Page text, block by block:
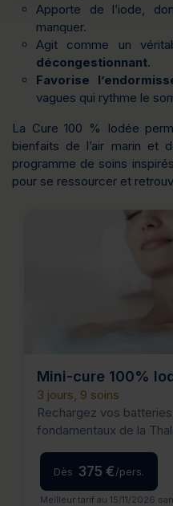
Apporte de l’iode,
manquer.
Agit comme un
décongestionnant.
Favorise
vagues qui rythme le
La Cure 100 % Iodée
bienfaits de l’air marin et
programme de soins
pour se ressourcer et
Mini-cure 100%
3 jours, 9 soins
Rechargez vos
fondamentaux de la
Dès 375 €/pers.
Meilleur tarif au 15/11/2026